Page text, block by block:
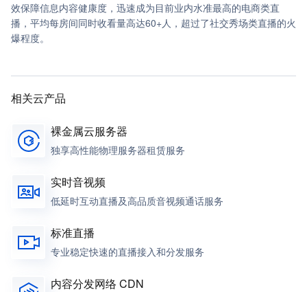
效保障信息内容健康度，迅速成为目前业内水准最高的电商类直
播，平均每房间同时收看量高达60+人，超过了社交秀场类直播的火
爆程度。
相关云产品
裸金属云服务器
独享高性能物理服务器租赁服务
实时音视频
低延时互动直播及高品质音视频通话服务
标准直播
专业稳定快速的直播接入和分发服务
内容分发网络 CDN